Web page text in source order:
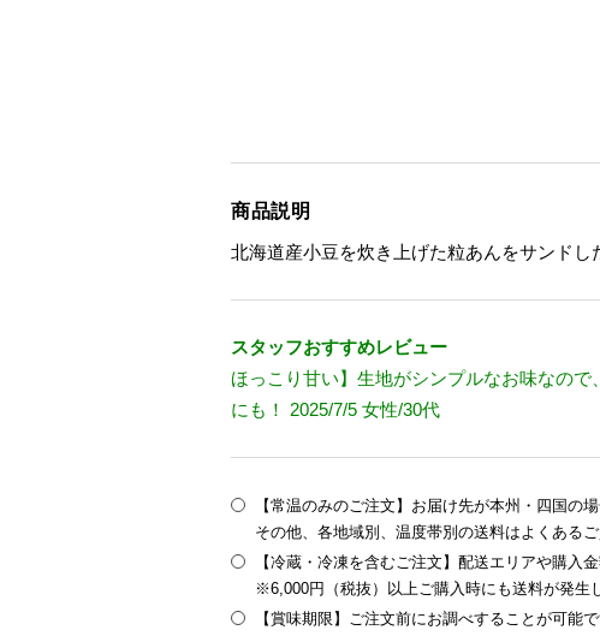
商品説明
北海道産小豆を炊き上げた粒あんをサンド
スタッフおすすめレビュー
ほっこり甘い】生地がシンプルなお味なの
にも！ 2025/7/5 女性/30代
【常温のみのご注文】お届け先が本州・四国の
その他、各地域別、温度帯別の送料はよくある
【冷蔵・冷凍を含むご注文】配送エリアや購入
※6,000円（税抜）以上ご購入時にも送料が発生
【賞味期限】ご注文前にお調べすることが可能で